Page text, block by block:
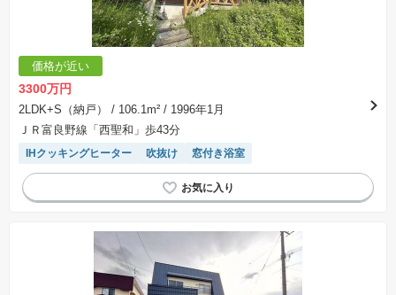
します。なお、この期間は概ね3ヶ月程度とされています。納得のいくプランが出来ず、建築請
負契約が成立しない場合、土地売買契約は白紙に戻り、土地契約にかかった代金（土地代金、
手付金など）は名目のいかんに関わらず、全て返却されます。
※課税対象物件の「価格」や「費用等」は消費税込みの「総額表示」で統一しています。
※「本体価格」とは、課税対象物件においては「消費税を除いた建物価格」と「土地価格」の
合計額を指します。
表示されておりません。
※取引にかかる費用：物件の契約手続き、決済、引き渡し時にかかる費用を表示しています。
不動産会社によって表記有無が異なるため、ご自身で十分な確認をしていただくようにお願い
いたします。
場合があります。
価格が近い
3300万円
2LDK+S（納戸） / 106.1m² / 1996年1月
ＪＲ富良野線「西聖和」歩43分
IHクッキングヒーター 吹抜け 窓付き浴室